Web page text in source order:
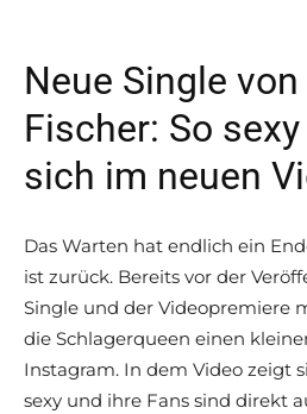
Neue Single
Fischer: So
sich im neuen
Das Warten hat endlich ein
ist zurück. Bereits vor der
Single und der Videopremiere
die Schlagerqueen einen
Instagram. In dem Video zeigt
sexy und ihre Fans sind direkt